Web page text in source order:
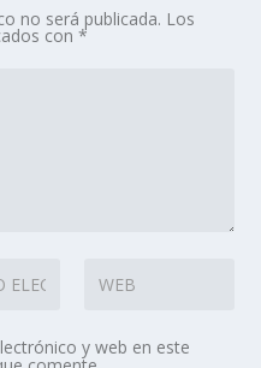
no será publicada. Los
con*
y web en este